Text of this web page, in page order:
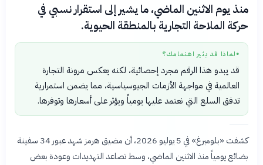
منذ يوم الاثنين الماضي، ما يشير إلى استقرار نسبي في
حركة الملاحة التجارية بالمنطقة الحيوية.
● لماذا قد يثير اهتمامك؟
قد يبدو هذا الرقم مجرد إحصائية، لكنه يعكس مرونة التجارة
العالمية في مواجهة الأزمات الجيوسياسية، مما يضمن استمرارية
تدفق السلع التي نعتمد عليها يومياً ويؤثر على أسعارها وتوفرها.
كشفت «بلومبرغ» في 5 يوليو 2026، أن مضيق هرمز شهد عبور 34 سفينة
بضائع يومياً منذ الاثنين الماضي، وسط تصاعد التهديدات وعودة بعض